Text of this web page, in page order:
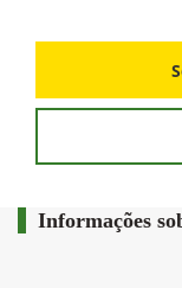
Informações